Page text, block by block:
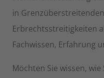
in
Erbrechtsstreitigkeiten
Fachwissen, Erfahrung
Möchten Sie wissen, wie